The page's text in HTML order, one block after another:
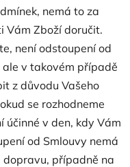
nemá to za
Vám Zboží doručit.
není odstoupení od
ale v takovém případě
z důvodu Vašeho
se rozhodneme
v den, kdy Vám
od Smlouvy nemá
dopravu, případně na